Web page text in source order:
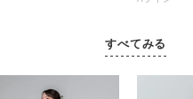
すべてみる